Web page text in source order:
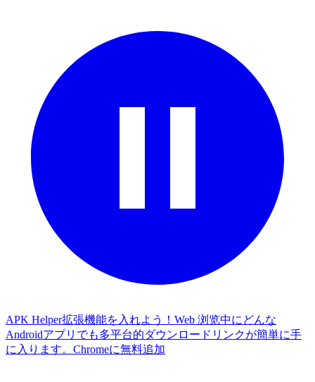
APK Helper拡張機能を入れよう！Web 浏览中にどんな
Androidアプリでも多平台的ダウンロードリンクが簡単に手
に入ります。 Chromeに無料追加